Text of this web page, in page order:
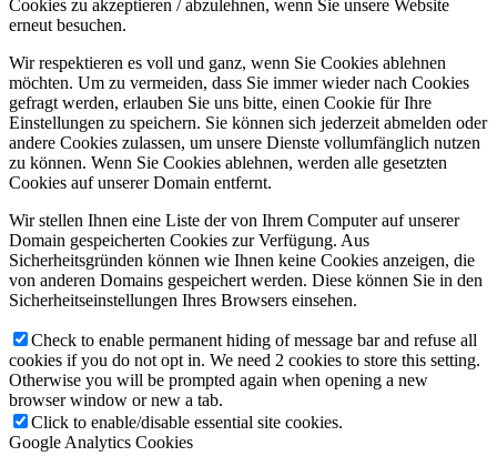
Cookies zu akzeptieren / abzulehnen, wenn Sie unsere Website
erneut besuchen.
Wir respektieren es voll und ganz, wenn Sie Cookies ablehnen
möchten. Um zu vermeiden, dass Sie immer wieder nach Cookies
gefragt werden, erlauben Sie uns bitte, einen Cookie für Ihre
Einstellungen zu speichern. Sie können sich jederzeit abmelden oder
andere Cookies zulassen, um unsere Dienste vollumfänglich nutzen
zu können. Wenn Sie Cookies ablehnen, werden alle gesetzten
Cookies auf unserer Domain entfernt.
Wir stellen Ihnen eine Liste der von Ihrem Computer auf unserer
Domain gespeicherten Cookies zur Verfügung. Aus
Sicherheitsgründen können wie Ihnen keine Cookies anzeigen, die
von anderen Domains gespeichert werden. Diese können Sie in den
Sicherheitseinstellungen Ihres Browsers einsehen.
Check to enable permanent hiding of message bar and refuse all
cookies if you do not opt in. We need 2 cookies to store this setting.
Otherwise you will be prompted again when opening a new
browser window or new a tab.
Click to enable/disable essential site cookies.
Google Analytics Cookies